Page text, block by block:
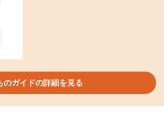
のガイドの詳細を見る